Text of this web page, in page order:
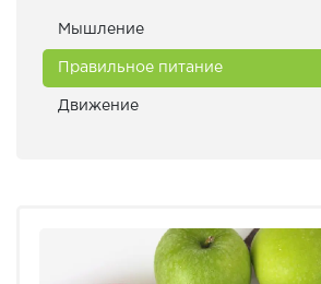
Мышление
Правильное питание
Движение